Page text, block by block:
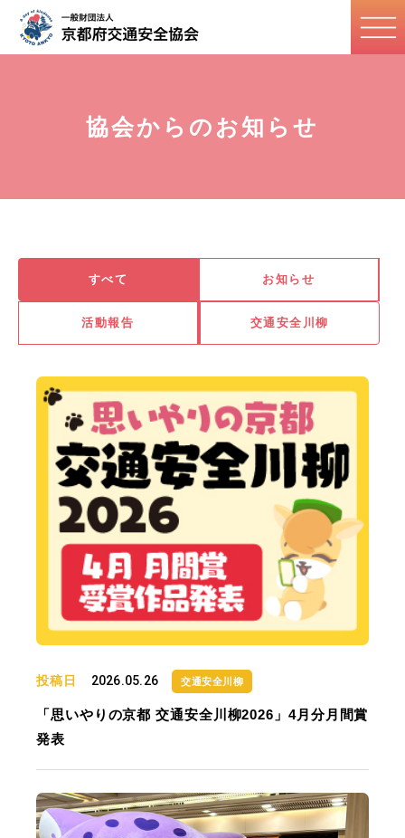
協会からのお知らせ
すべて お知らせ
活動報告 交通安全川柳
投稿日 2026.05.26 交通安全川柳
「思いやりの京都 交通安全川柳2026」4月分月間賞
発表